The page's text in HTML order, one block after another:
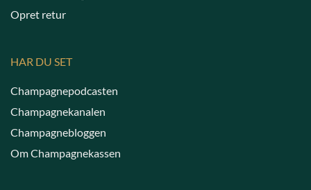
Opret retur
HAR DU SET
Champagnepodcasten
Champagnekanalen
Champagnebloggen
Om Champagnekassen